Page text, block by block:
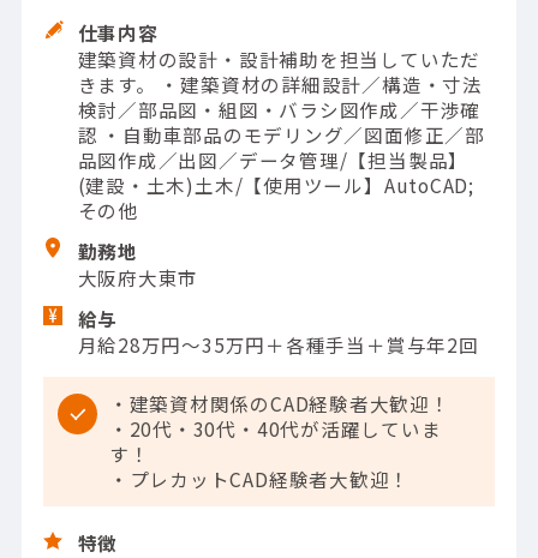
仕事内容
建築資材の設計・設計補助を担当していただ
きます。 ・建築資材の詳細設計／構造・寸法
検討／部品図・組図・バラシ図作成／干渉確
認 ・自動車部品のモデリング／図面修正／部
品図作成／出図／データ管理/【担当製品】
(建設・土木)土木/【使用ツール】AutoCAD;
その他
勤務地
大阪府大東市
給与
月給28万円～35万円＋各種手当＋賞与年2回
・建築資材関係のCAD経験者大歓迎！
・20代・30代・40代が活躍していま
す！
・プレカットCAD経験者大歓迎！
特徴